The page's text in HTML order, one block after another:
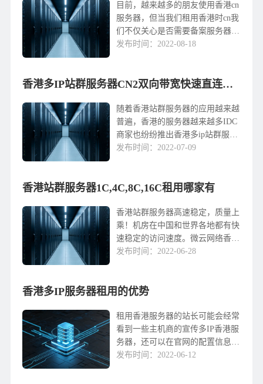
知，香港限制少免备案，国内、欧
美等地访问速度较快。1....
目前，越来越多的朋友使用香港cn
服务器，但当我们租用香港时cn我
们不仅关心是否需要备案服务器。
自由互联网对香港的看法很小cn服
网站建设的基础IDC服务提供商为
防等各种安全产品IP租赁、污染处
理服务等。支持免费测...
发布时间：2022-08-18
香港多IP站群服务器CN2双向带宽快速直连大陆
随着香港站群服务器的应用越来越
普遍，香港的服务器越来越多IDC
商家也纷纷推出香港多ip站群服务
器。而且站群服务器对于网站的使
服务器租哪个快？香港多IP站群服
网络香港租用站群服务器IP站群服
务器，cn回国带宽...
发布时间：2022-07-09
香港站群服务器1C,4C,8C,16C租用哪家有
香港站群服务器高速稳定，质量上
乘！机房在中国和世界各地都有快
速稳定的访问速度。微云网络香港
站群服务器专用，香港多IP不同的
优化。香...
发布时间：2022-06-28
香港多IP服务器租用的优势
租用香港服务器的站长可能会经常
看到一些主机商的宣传多IP香港服
务器，还可以在官网的配置信息中
看到IP一般不止一个数量。那么，
发布时间：2022-06-12